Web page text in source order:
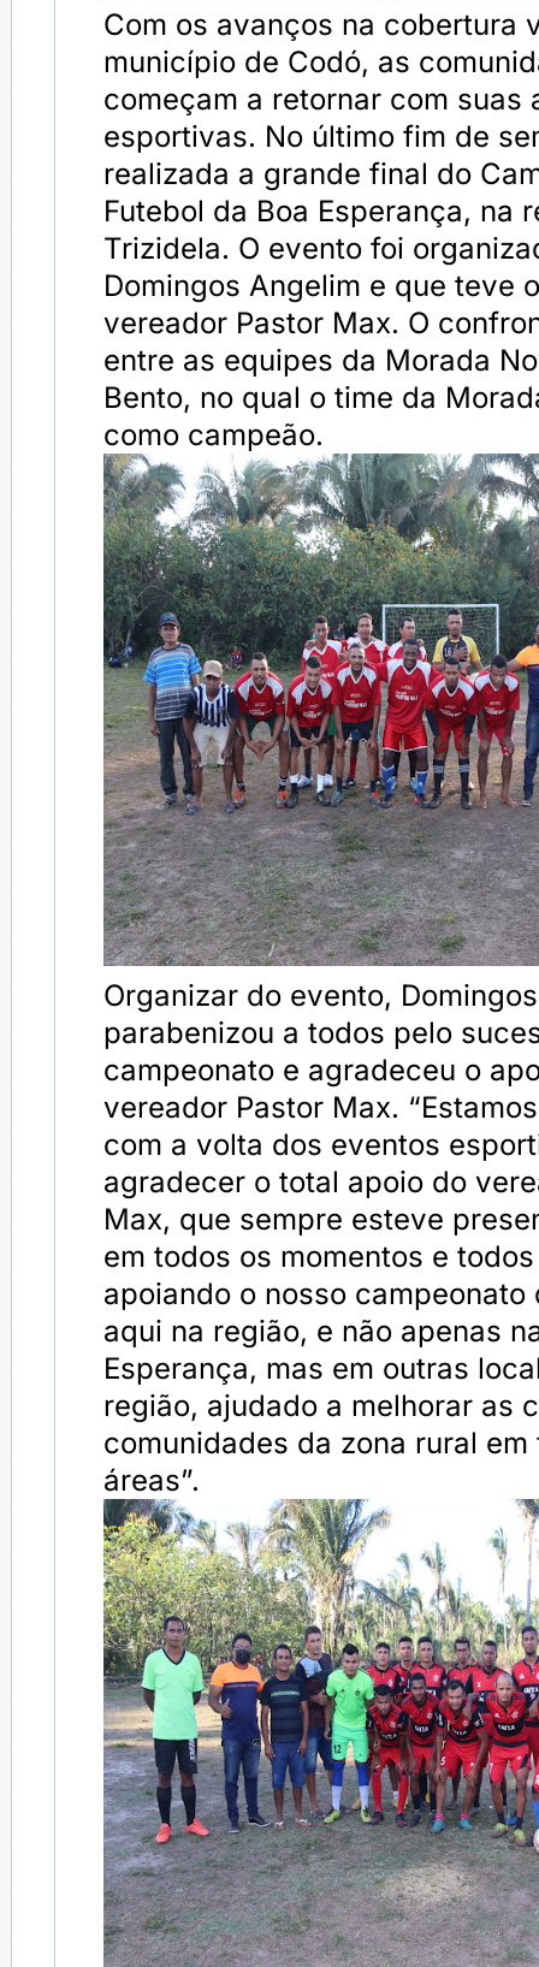
Com os avanços na cobertura
município de Codó, as
começam a retornar com suas
esportivas. No último fim de
realizada a grande final do
Futebol da Boa Esperança, na
Trizidela. O evento foi
Domingos Angelim e que teve
vereador Pastor Max. O
entre as equipes da Morada
Bento, no qual o time da
como campeão.
Organizar do evento,
parabenizou a todos pelo
campeonato e agradeceu o
vereador Pastor Max.
com a volta dos eventos
agradecer o total apoio do
Max, que sempre esteve
em todos os momentos e
apoiando o nosso campeonato
aqui na região, e não apenas
Esperança, mas em outras
região, ajudado a melhorar as
comunidades da zona rural em
áreas”.